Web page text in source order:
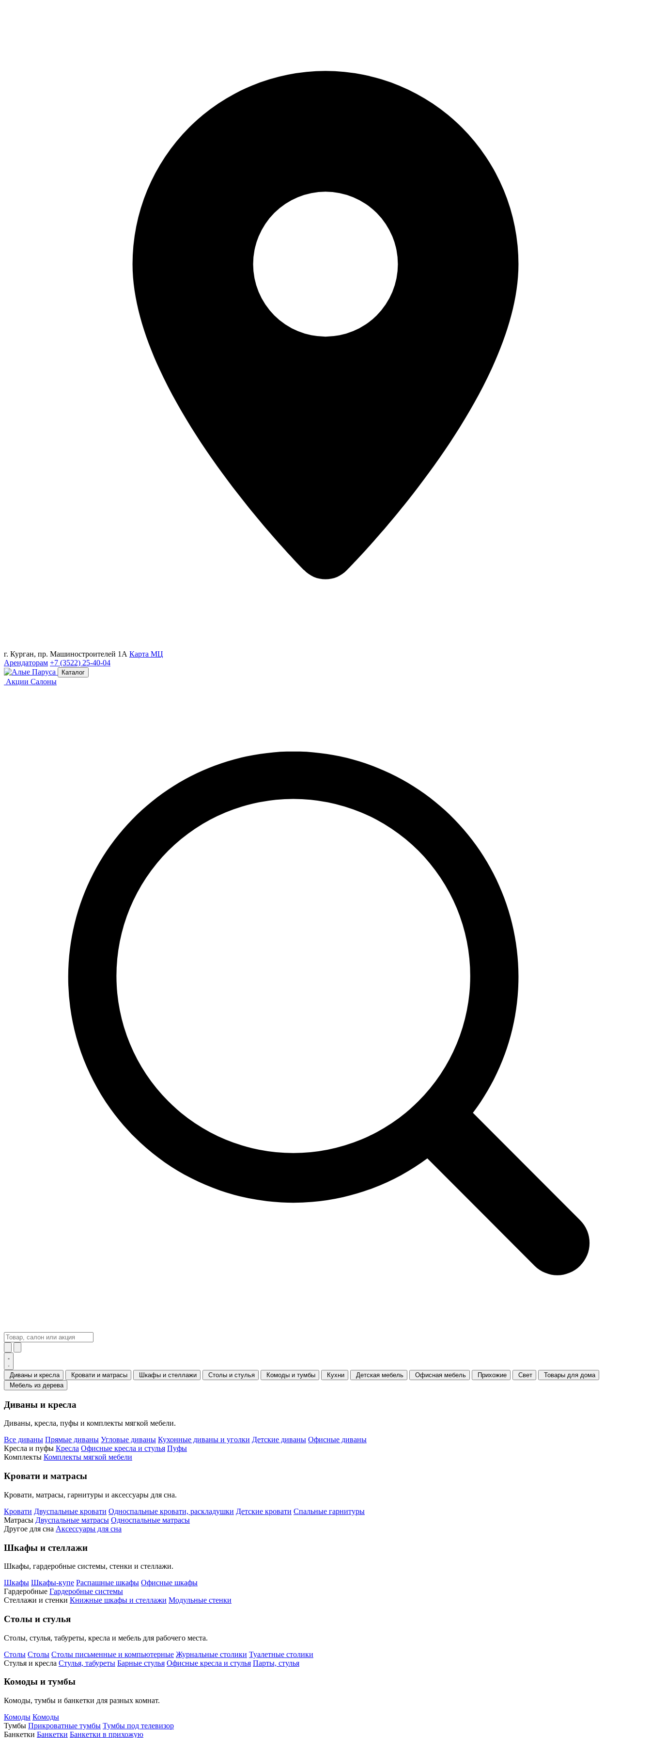
г. Курган, пр. Машиностроителей 1А Карта МЦ
Арендаторам +7 (3522) 25-40-04
Каталог
Акции Салоны
Диваны и кресла Кровати и матрасы Шкафы и стеллажи Столы и стулья Комоды и тумбы Кухни Детская мебель Офисная мебель Прихожие Свет
Товары для дома
Мебель из дерева
Диваны и кресла
Диваны, кресла, пуфы и комплекты мягкой мебели.
Все диваны Прямые диваны Угловые диваны Кухонные диваны и уголки Детские диваны Офисные диваны
Кресла и пуфы Кресла Офисные кресла и стулья Пуфы
Комплекты Комплекты мягкой мебели
Кровати и матрасы
Кровати, матрасы, гарнитуры и аксессуары для сна.
Кровати Двуспальные кровати Односпальные кровати, раскладушки Детские кровати Спальные гарнитуры
Матрасы Двуспальные матрасы Односпальные матрасы
Другое для сна Аксессуары для сна
Шкафы и стеллажи
Шкафы, гардеробные системы, стенки и стеллажи.
Шкафы Шкафы-купе Распашные шкафы Офисные шкафы
Гардеробные Гардеробные системы
Стеллажи и стенки Книжные шкафы и стеллажи Модульные стенки
Столы и стулья
Столы, стулья, табуреты, кресла и мебель для рабочего места.
Столы Столы Столы письменные и компьютерные Журнальные столики Туалетные столики
Стулья и кресла Стулья, табуреты Барные стулья Офисные кресла и стулья Парты, стулья
Комоды и тумбы
Комоды, тумбы и банкетки для разных комнат.
Комоды Комоды
Тумбы Прикроватные тумбы Тумбы под телевизор
Банкетки Банкетки Банкетки в прихожую